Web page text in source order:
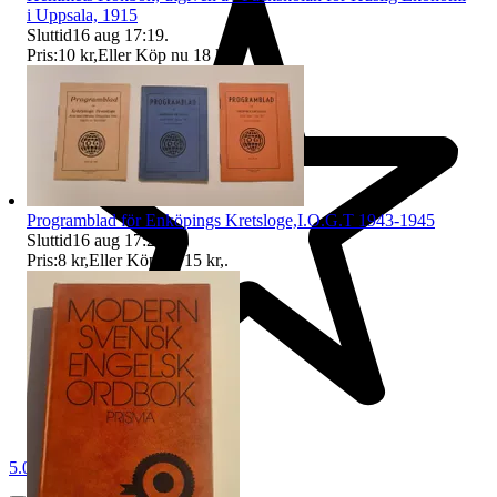
5.0
i Uppsala, 1915
Sluttid16 aug 17:19.
Pris:10 kr,Eller Köp nu 18 kr
Programblad för Enköpings Kretsloge,I.O.G.T 1943-1945
Sluttid16 aug 17:25
Pris:8 kr,Eller Köp nu 15 kr,.